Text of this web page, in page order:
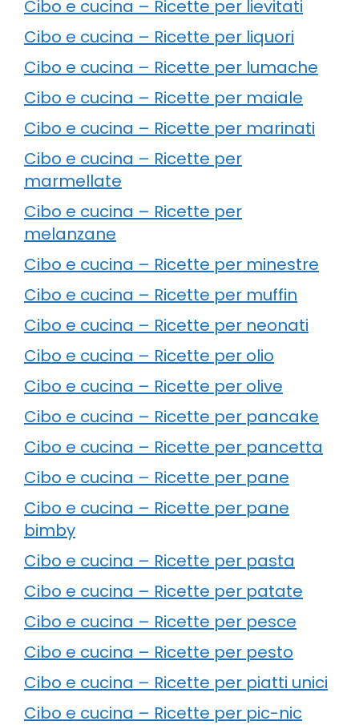
Cibo e cucina – Ricette per lievitati
Cibo e cucina – Ricette per liquori
Cibo e cucina – Ricette per lumache
Cibo e cucina – Ricette per maiale
Cibo e cucina – Ricette per marinati
Cibo e cucina – Ricette per
marmellate
Cibo e cucina – Ricette per
melanzane
Cibo e cucina – Ricette per minestre
Cibo e cucina – Ricette per muffin
Cibo e cucina – Ricette per neonati
Cibo e cucina – Ricette per olio
Cibo e cucina – Ricette per olive
Cibo e cucina – Ricette per pancake
Cibo e cucina – Ricette per pancetta
Cibo e cucina – Ricette per pane
Cibo e cucina – Ricette per pane
bimby
Cibo e cucina – Ricette per pasta
Cibo e cucina – Ricette per patate
Cibo e cucina – Ricette per pesce
Cibo e cucina – Ricette per pesto
Cibo e cucina – Ricette per piatti unici
Cibo e cucina – Ricette per pic-nic